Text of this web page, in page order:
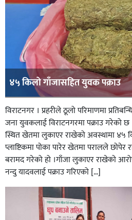
४५ किलो गाँजासहित युवक पक्राउ
विराटनगर । प्रहरीले ठूलो परिमाणमा
जना युवकलाई विराटनगरमा पक्राउ गरेको छ
स्थित खेतमा लुकाएर राखेको अवस्थामा ४५
प्लाष्टिकमा पोका पारेर खेतमा परालले छोपेर
बरामद गरेको हो ।गाँजा लुकाएर राखेको
नन्दु यादवलाई पक्राउ गरिएको […]